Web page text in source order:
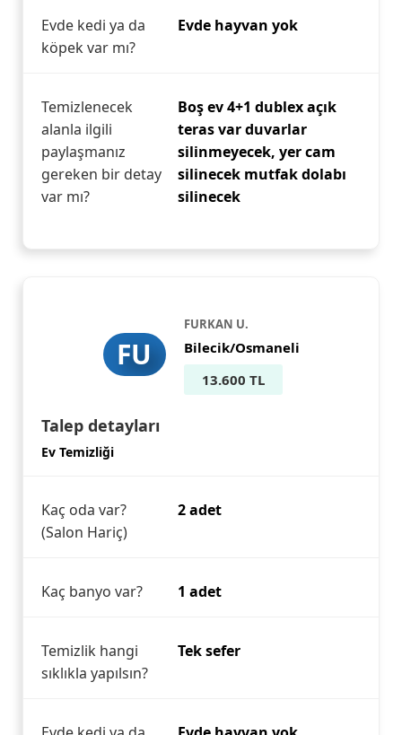
Evde kedi ya da
köpek var mı?
Evde hayvan yok
Temizlenecek
alanla ilgili
paylaşmanız
gereken bir detay
var mı?
Boş ev 4+1 dublex açık
teras var duvarlar
silinmeyecek, yer cam
silinecek mutfak dolabı
silinecek
FU
FURKAN U.
Bilecik/Osmaneli
13.600 TL
Talep detayları
Ev Temizliği
Kaç oda var?
(Salon Hariç)
2 adet
Kaç banyo var? 1 adet
Temizlik hangi
sıklıkla yapılsın?
Tek sefer